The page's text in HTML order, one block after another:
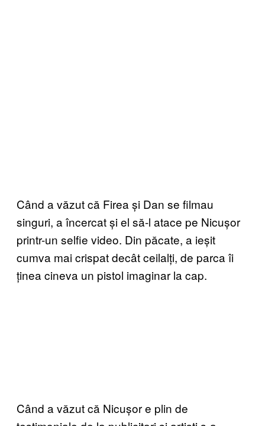
Când a văzut că Firea și Dan se filmau
singuri, a încercat și el să-l atace pe Nicușor
printr-un selfie video. Din păcate, a ieșit
cumva mai crispat decât ceilalți, de parca îi
ținea cineva un pistol imaginar la cap.
Când a văzut că Nicușor e plin de